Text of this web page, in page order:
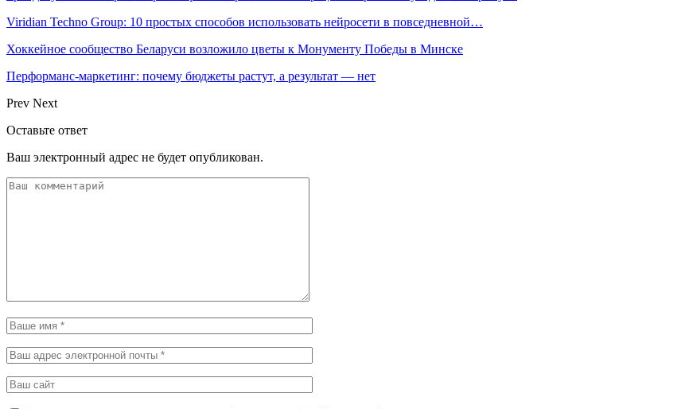
Viridian Techno Group: 10 простых способов использовать нейросети в повседневной…
Хоккейное сообщество Беларуси возложило цветы к Монументу Победы в Минске
Перформанс-маркетинг: почему бюджеты растут, а результат — нет
Prev Next
Оставьте ответ
Ваш электронный адрес не будет опубликован.